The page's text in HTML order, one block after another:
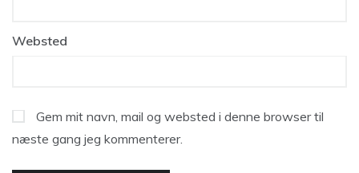
Websted
Gem mit navn, mail og websted i denne browser til
næste gang jeg kommenterer.